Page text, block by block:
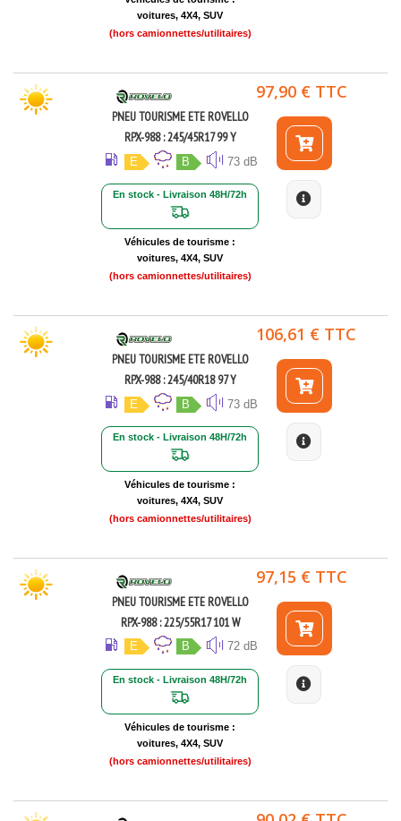
voitures, 4X4, SUV
(hors camionnettes/utilitaires)
PNEU TOURISME ETE ROVELLO
RPX-988 : 245/45R17 99 Y
E B 73 dB
En stock - Livraison 48H/72h
Véhicules de tourisme :
voitures, 4X4, SUV
(hors camionnettes/utilitaires)
97,90 € TTC
PNEU TOURISME ETE ROVELLO
RPX-988 : 245/40R18 97 Y
E B 73 dB
En stock - Livraison 48H/72h
Véhicules de tourisme :
voitures, 4X4, SUV
(hors camionnettes/utilitaires)
106,61 € TTC
PNEU TOURISME ETE ROVELLO
RPX-988 : 225/55R17 101 W
E B 72 dB
En stock - Livraison 48H/72h
Véhicules de tourisme :
voitures, 4X4, SUV
(hors camionnettes/utilitaires)
97,15 € TTC